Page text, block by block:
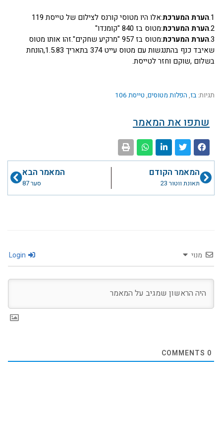
1.הערת המערכת:אלו היו מטוסי קורנס לצילום של טייסת 119
2.הערת המערכת:מטוס בז 840 "קומנדו"
3.הערת המערכת
:מטוס בז 957 "מרקיע שחקים".זהו אותו מטוס
שאיבד כנף בהתנגשות עם מטוס עייט 374 בתאריך 1.5.83,הונחת
בשלום ,שוקם וחזר לטייסת.
תגיות: בז, הפלות מטוסים, טייסת 106
שתפו את המאמר
קודםהמאמר הקודם
תאונת ווטור 23
המאמר הבא
סער 87
הבא
מנוי
0